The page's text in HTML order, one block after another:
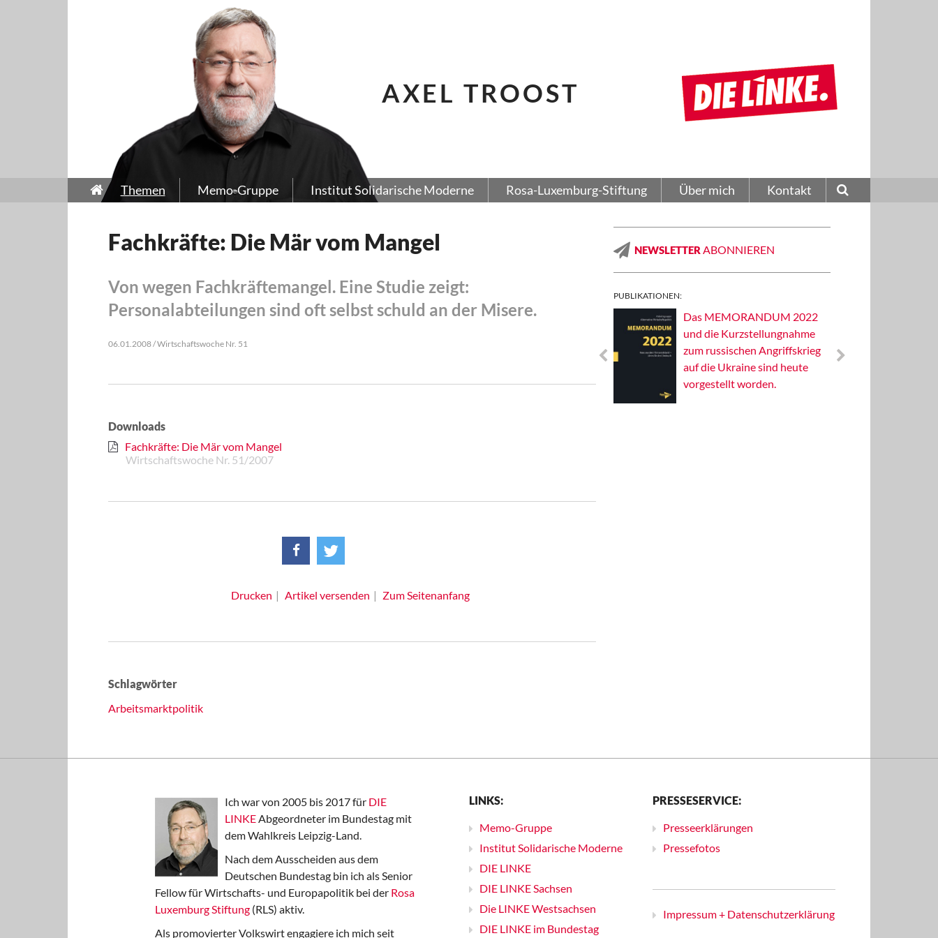
AXEL TROOST
Themen Memo-Gruppe Institut Solidarische Moderne Rosa-Luxemburg-Stiftung Über mich Kontakt
Fachkräfte: Die Mär vom Mangel
Von wegen Fachkräftemangel. Eine Studie zeigt:
Personalabteilungen sind oft selbst schuld an der Misere.
06.01.2008 / Wirtschaftswoche Nr. 51
Downloads
Fachkräfte: Die Mär vom Mangel
Wirtschaftswoche Nr. 51/2007
Drucken Artikel versenden Zum Seitenanfang
Schlagwörter
Arbeitsmarktpolitik
NEWSLETTER ABONNIEREN
PUBLIKATIONEN:
Solidarisches EUropa -
Das MEMORANDUM 2022
und die Kurzstellungnahme
zum russischen Angriffskrieg
auf die Ukraine sind heute
vorgestellt worden.
Ich war von 2005 bis 2017 für DIE
LINKEAbgeordneter im Bundestag mit
dem Wahlkreis Leipzig-Land.
Nach dem Ausscheiden aus dem
Deutschen Bundestag bin ich als Senior
Fellow für Wirtschafts- und Europapolitik bei der Rosa
Luxemburg Stiftung (RLS) aktiv.
Als promovierter Volkswirt engagiere ich mich seit
LINKS:
Memo-Gruppe
Institut Solidarische Moderne
DIE LINKE
DIE LINKE Sachsen
Die LINKE Westsachsen
DIE LINKE im Bundestag
PRESSESERVICE:
Presseerklärungen
Pressefotos
Impressum + Datenschutzerklärung